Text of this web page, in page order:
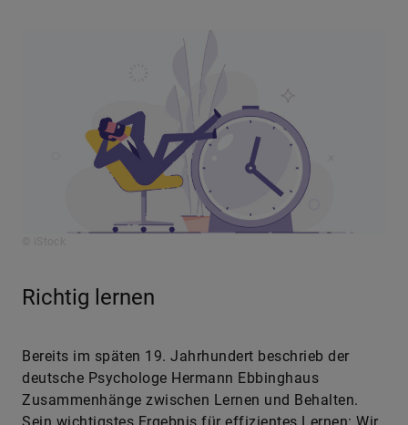
Richtig lernen
Bereits im späten 19. Jahrhundert beschrieb der
deutsche Psychologe Hermann Ebbinghaus
Zusammenhänge zwischen Lernen und Behalten.